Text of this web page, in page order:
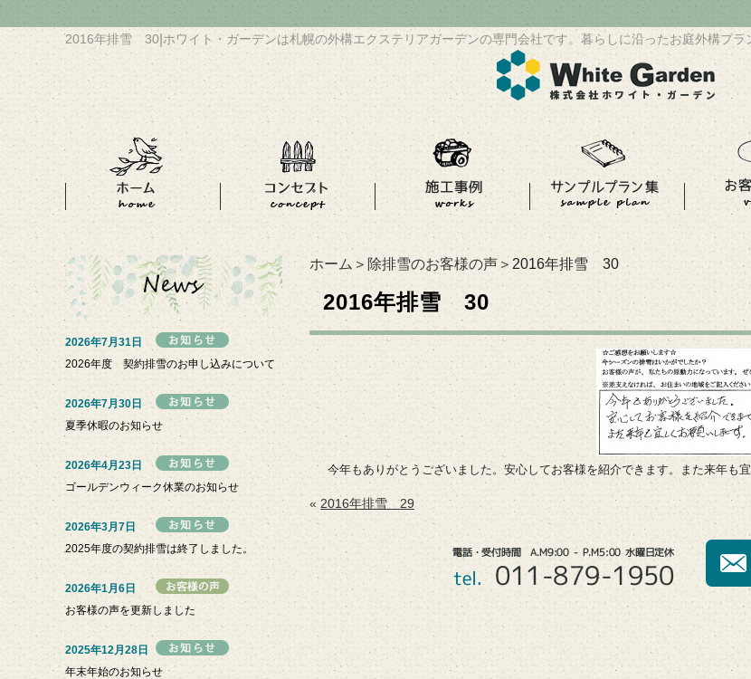
2016年排雪 30 ホワイト・ガーデンは札幌の外構エクステリアガーデンの専門会社です。暮らしに沿ったお庭外構プラ
ホーム＞ 除排雪のお客様の声＞2016年排雪 30
2016年排雪 30
今年もありがとうございました。安心してお客様を紹介できます。また来年も
«2016年排雪 29
2026年7月31日
2026年度 契約排雪のお申し込みについて
2026年7月30日
夏季休暇のお知らせ
2026年4月23日
ゴールデンウィーク休業のお知らせ
2026年3月7日
2025年度の契約排雪は終了しました。
2026年1月6日
お客様の声を更新しました
2025年12月28日
年末年始のお知らせ